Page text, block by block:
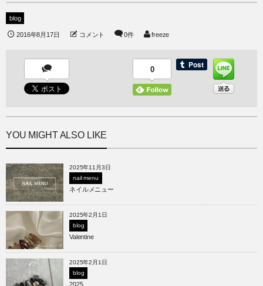
blog
2016年8月17日 コメント 0件 freeze
0
YOU MIGHT ALSO LIKE
2025年11月3日
nail menu
ネイルメニュー
2025年2月1日
blog
Valentine
2025年2月1日
blog
2025